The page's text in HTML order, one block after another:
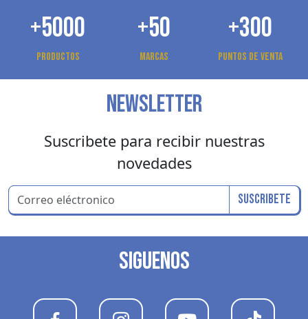
+5000
Productos
+50
Marcas
+300
Puntos de venta
NEWSLETTER
Suscribete para recibir nuestras
novedades
Suscribete
SIGUENOS